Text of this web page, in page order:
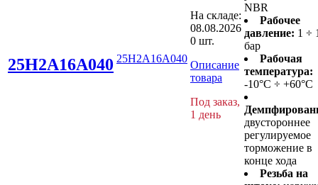
25H2A16A040 25H2A16A040
На складе:
08.08.2026
0 шт.
Описание
товара
Под заказ,
1 день
NBR
Рабочее
давление: 1 ÷
бар
Рабочая
температура:
-10°C ÷ +60°C
двустороннее
регулируемое
торможение в
конце хода
Резьба на